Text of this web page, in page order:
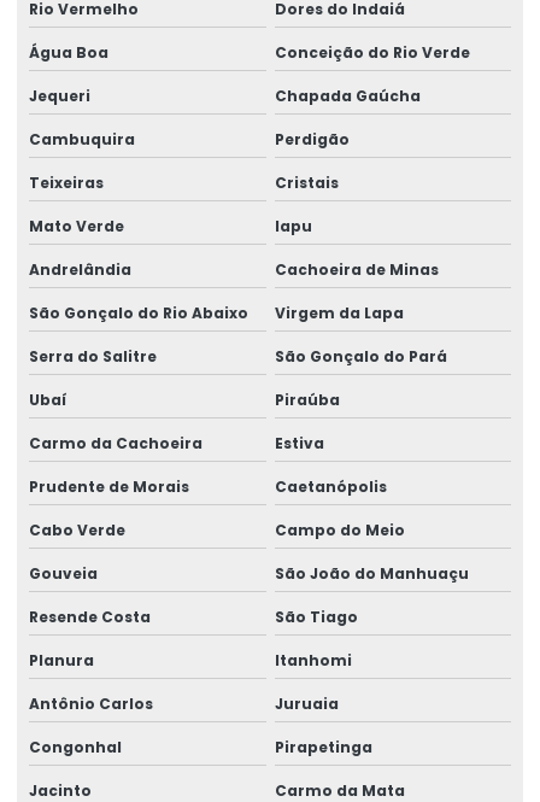
Rio Vermelho Dores do Indaiá
Água Boa Conceição do Rio Verde
Jequeri Chapada Gaúcha
Cambuquira Perdigão
Teixeiras Cristais
Mato Verde Iapu
Andrelândia Cachoeira de Minas
São Gonçalo do Rio Abaixo Virgem da Lapa
Serra do Salitre São Gonçalo do Pará
Ubaí Piraúba
Carmo da Cachoeira Estiva
Prudente de Morais Caetanópolis
Cabo Verde Campo do Meio
Gouveia São João do Manhuaçu
Resende Costa São Tiago
Planura Itanhomi
Antônio Carlos Juruaia
Congonhal Pirapetinga
Jacinto Carmo da Mata